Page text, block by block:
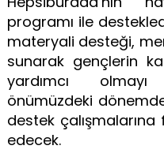
programı ile
materyali desteği,
sunarak gençlerin
yardımcı
önümüzdeki
destek
edecek.